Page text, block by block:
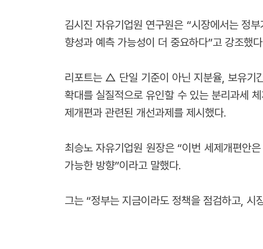
김시진 자유기업원 연구원은 “시장에서는 정
향성과 예측 가능성이 더 중요하다”고 강조했
리포트는 △ 단일 기준이 아닌 지분율, 보유기
확대를 실질적으로 유인할 수 있는 분리과세
제개편과 관련된 개선과제를 제시했다.
최승노 자유기업원 원장은 “이번 세제개편안
가능한 방향”이라고 말했다.
그는 “정부는 지금이라도 정책을 점검하고,